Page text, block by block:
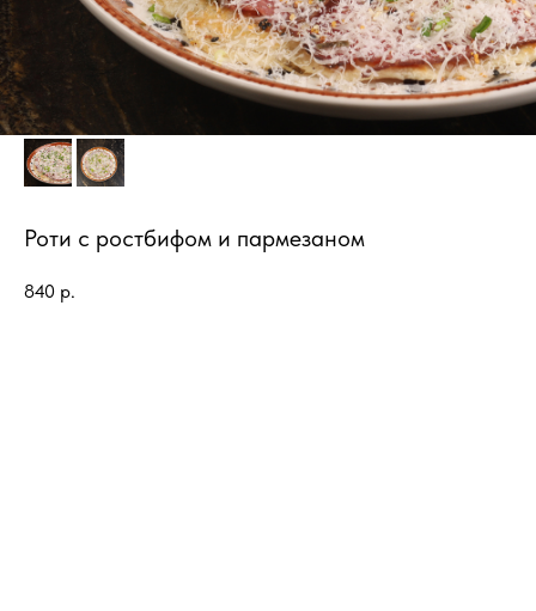
Роти с ростбифом и пармезаном
840 р.